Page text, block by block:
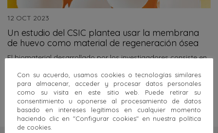
12 OCT 2023
Un estudio del CSIC plantea usar la membrana
de huevo como material de regeneración ósea
El biomaterial desarrollado por los investigadores consiste en
recubierta…
Sigue leyendo
Con su acuerdo, usamos cookies o tecnologías similares
para almacenar, acceder y procesar datos personales
como su visita en este sitio web. Puede retirar su
consentimiento u oponerse al procesamiento de datos
basado en intereses legítimos en cualquier momento
haciendo clic en "Configurar cookies" en nuestra política
de cookies.